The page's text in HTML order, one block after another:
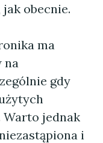
obecnie.
ma
na
gdy
jednak
i